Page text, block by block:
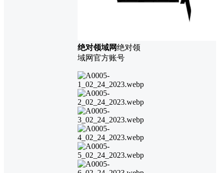
绝对领域网绝对领
域网官方账号